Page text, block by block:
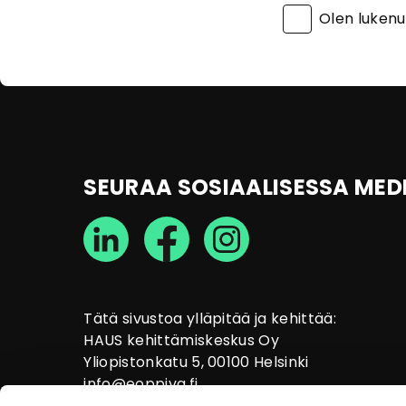
Olen
SEURAA SOSIAALISESSA
Tätä sivustoa ylläpitää ja kehittää:
HAUS kehittämiskeskus Oy
Yliopistonkatu 5, 00100 Helsinki
info@eoppiva.fi